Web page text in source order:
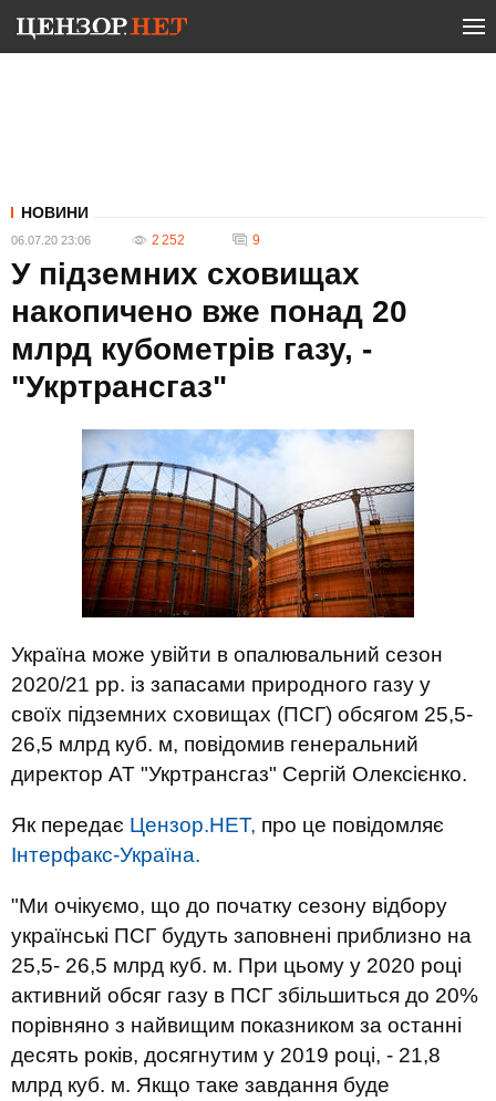
НОВИНИ
06.07.20 23:06 2 252 9
У підземних сховищах
накопичено вже понад 20
млрд кубометрів газу, -
"Укртрансгаз"
Україна може увійти в опалювальний сезон
2020/21 рр. із запасами природного газу у
своїх підземних сховищах (ПСГ) обсягом 25,5-
26,5 млрд куб. м, повідомив генеральний
директор АТ "Укртрансгаз" Сергій Олексієнко.
Як передає Цензор.НЕТ, про це повідомляє
Інтерфакс-Україна.
"Ми очікуємо, що до початку сезону відбору
українські ПСГ будуть заповнені приблизно на
25,5- 26,5 млрд куб. м. При цьому у 2020 році
активний обсяг газу в ПСГ збільшиться до 20%
порівняно з найвищим показником за останні
десять років, досягнутим у 2019 році, - 21,8
млрд куб. м. Якщо таке завдання буде